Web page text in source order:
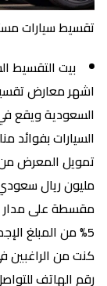
تقسيط سيارات
بيت التقسيط
اشهر معارض
السعودية ويقع
السيارات بفوائد
تمويل المعرض
مليون ريال
5% من المبلغ
كنت من الراغبين
رقم الهاتف للتواصل مع